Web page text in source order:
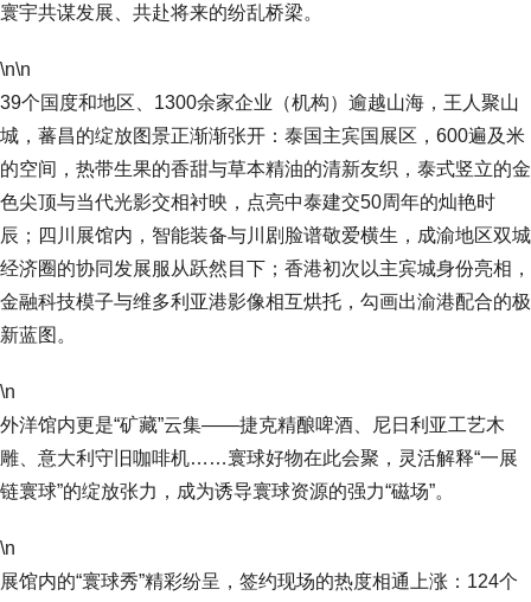
寰宇共谋发展、共赴将来的纷乱桥梁。
\n\n
39个国度和地区、1300余家企业（机构）逾越山海，王人聚山
城，蕃昌的绽放图景正渐渐张开：泰国主宾国展区，600遍及米
的空间，热带生果的香甜与草本精油的清新友织，泰式竖立的金
色尖顶与当代光影交相衬映，点亮中泰建交50周年的灿艳时
辰；四川展馆内，智能装备与川剧脸谱敬爱横生，成渝地区双城
经济圈的协同发展服从跃然目下；香港初次以主宾城身份亮相，
金融科技模子与维多利亚港影像相互烘托，勾画出渝港配合的极
新蓝图。
\n
外洋馆内更是“矿藏”云集——捷克精酿啤酒、尼日利亚工艺木
雕、意大利守旧咖啡机……寰球好物在此会聚，灵活解释“一展
链寰球”的绽放张力，成为诱导寰球资源的强力“磁场”。
\n
展馆内的“寰球秀”精彩纷呈，签约现场的热度相通上涨：124个